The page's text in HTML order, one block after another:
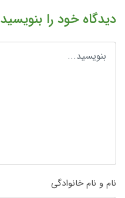
دیدگاه خود را بنویسید
نام و نام خانوادگی